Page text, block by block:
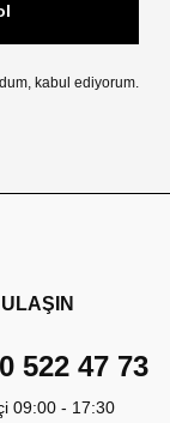
kabul ediyorum.
522 47 73
09:00 - 17:30